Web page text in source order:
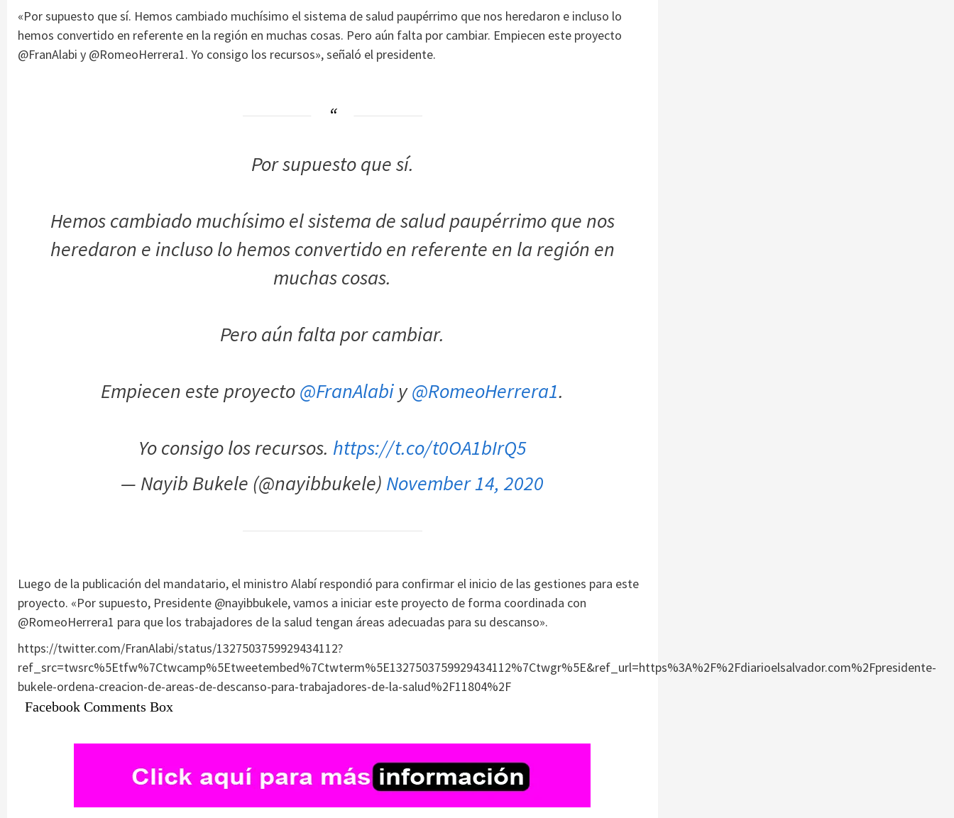
«Por supuesto que sí. Hemos cambiado muchísimo el sistema de salud paupérrimo que nos heredaron e incluso lo
hemos convertido en referente en la región en muchas cosas. Pero aún falta por cambiar. Empiecen este proyecto
@FranAlabi y @RomeoHerrera1. Yo consigo los recursos», señaló el presidente.
Por supuesto que sí.
Hemos cambiado muchísimo el sistema de salud paupérrimo que nos
heredaron e incluso lo hemos convertido en referente en la región en
muchas cosas.
Pero aún falta por cambiar.
Empiecen este proyecto@FranAlabiy@RomeoHerrera1.
Yo consigo los recursos. https://t.co/t0OA1bIrQ5
— Nayib Bukele (@nayibbukele) November 14, 2020
Luego de la publicación del mandatario, el ministro Alabí respondió para confirmar el inicio de las gestiones para este
proyecto. «Por supuesto, Presidente @nayibbukele, vamos a iniciar este proyecto de forma coordinada con
@RomeoHerrera1 para que los trabajadores de la salud tengan áreas adecuadas para su descanso».
https://twitter.com/FranAlabi/status/1327503759929434112?
ref_src=twsrc%5Etfw%7Ctwcamp%5Etweetembed%7Ctwterm%5E1327503759929434112%7Ctwgr%5E&ref_url=https%3A%2F%2Fdiarioelsalvador.com%2Fpresidente-
bukele-ordena-creacion-de-areas-de-descanso-para-trabajadores-de-la-salud%2F11804%2F
Facebook Comments Box